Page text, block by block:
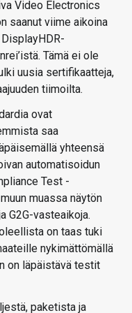
Video Electronics
saanut viime aikoina
Tämä ei ole
uusia sertifikaatteja,
tiimoilta.
ovat
saa
yhteensä
automatisoidun
Test -
muassa näytön
G2G-vasteaikoja.
on taas tuki
nykimättömällä
on läpäistävä testit
paketista ja